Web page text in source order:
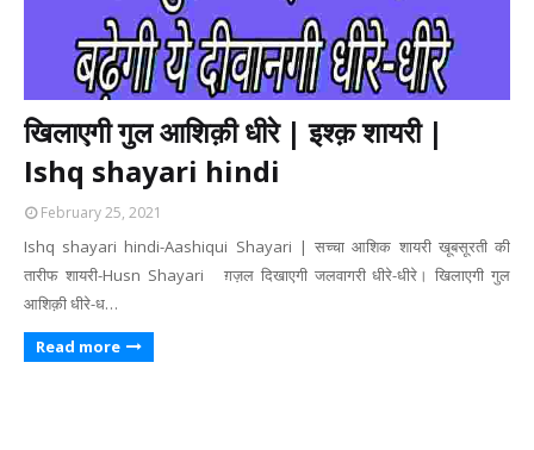
खिलाएगी गुल आशिक़ी धीरे | इश्क़ शायरी |
Ishq shayari hindi
February 25, 2021
Ishq shayari hindi-Aashiqui Shayari | सच्चा आशिक शायरी खूबसूरती की
तारीफ शायरी-Husn Shayari ग़ज़ल दिखाएगी जलवागरी धीरे-धीरे। खिलाएगी गुल
आशिक़ी धीरे-ध…
Read more